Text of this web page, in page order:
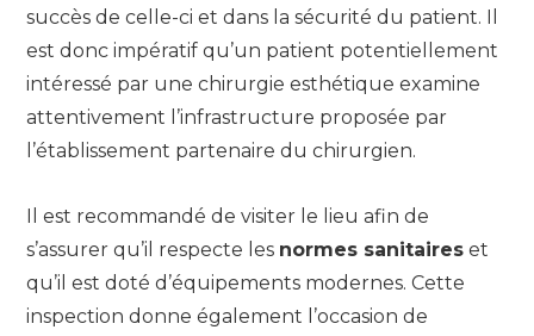
succès de celle-ci et dans la sécurité du patient. Il
est donc impératif qu’un patient potentiellement
intéressé par une chirurgie esthétique examine
attentivement l’infrastructure proposée par
l’établissement partenaire du chirurgien.
Il est recommandé de visiter le lieu afin de
s’assurer qu’il respecte les normes sanitaires et
qu’il est doté d’équipements modernes. Cette
inspection donne également l’occasion de